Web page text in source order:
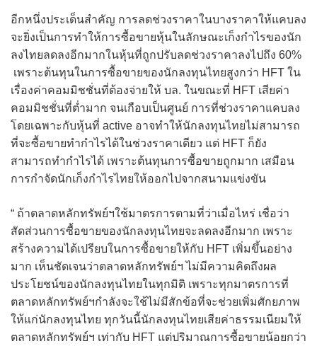
อีกหนึ่งประเด็นสำคัญ การลดช่วงราคาในบางราคาให้แคบลง
จะยิ่งเป็นการทำให้การซื้อขายหุ้นในลักษณะเก็งกำไรของนัก
ลงไทยลดลงอีกมากในหุ้นที่ถูกปรับลดช่วงราคาลงไปถึง 60%
เพราะต้นทุนในการซื้อขายของนักลงทุนไทยสูงกว่า HFT ใน
เรื่องค่าคอมมิชชั่นที่ต้องจ่ายให้ บล. ในขณะที่ HFT เสียค่า
คอมมิชชั่นที่ต่ำมาก จนเกือบเป็นศูนย์ การที่ช่วงราคาแคบลง
โดยเฉพาะกับหุ้นที่ active อาจทำให้นักลงทุนไทยไม่สามารถ
ที่จะซื้อขายทำกำไรได้ในช่วงราคาเดียว แต่ HFT ก็ยัง
สามารถทำกำไรได้ เพราะต้นทุนการซื้อขายถูกมาก เสมือน
การกำจัดนักเก็งกำไรไทยให้ออกไปจากสนามแข่งขัน
“ ถ้าตลาดหลักทรัพย์ฯใช้มาตรการตามที่ว่าเมื่อไหร่ เชื่อว่า
สัดส่วนการซื้อขายของนักลงทุนไทยจะลดลงอีกมาก เพราะ
สร้างความได้เปรียบในการซื้อขายให้กับ HFT เพิ่มขึ้นอย่าง
มาก เห็นชัดเจนว่าตลาดหลักทรัพย์ฯ ไม่มีความคิดถึงผล
ประโยชน์ของนักลงทุนไทยในทุกมิติ เพราะทุกมาตรการที่
ตลาดหลักทรัพย์ฯกำลังจะใช้ไม่มีสักข้อที่จะช่วยเพิ่มศักยภาพ
ให้แก่นักลงทุนไทย ทุกวันนี้นักลงทุนไทยเสียค่าธรรมเนียมให้
ตลาดหลักทรัพย์ฯ เท่ากับ HFT แต่ปริมาณการซื้อขายน้อยกว่า